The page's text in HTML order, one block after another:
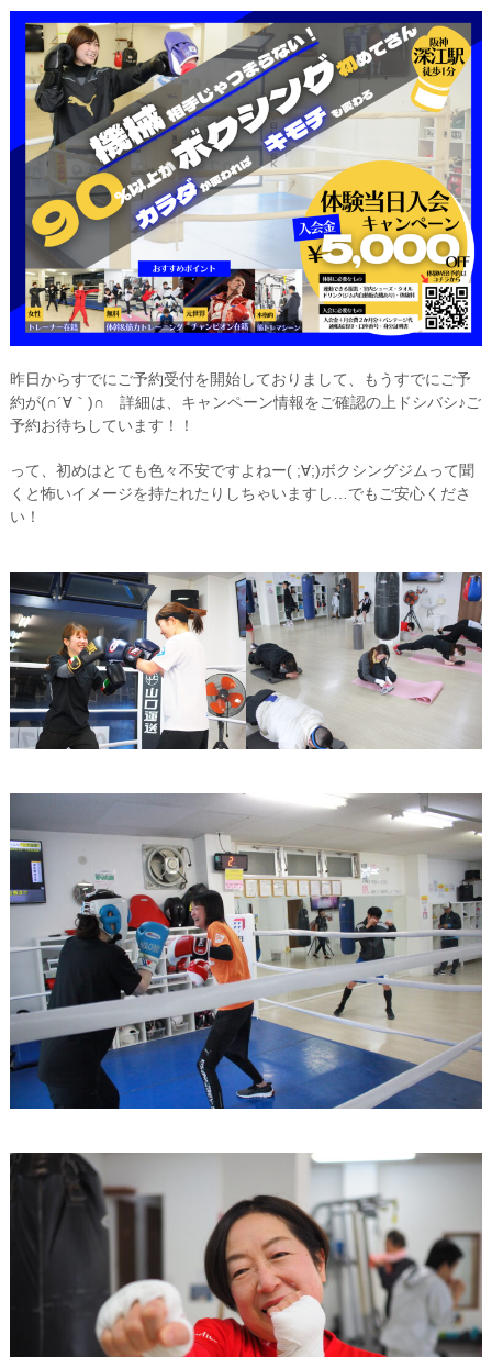
昨日からすでにご予約受付を開始しておりまして、もうすでにご予
約が(∩´∀｀)∩ 詳細は、キャンペーン情報をご確認の上ドシバシ♪ご
予約お待ちしています！！
って、初めはとても色々不安ですよねー( ;∀;)ボクシングジムって聞
くと怖いイメージを持たれたりしちゃいますし…でもご安心くださ
い！